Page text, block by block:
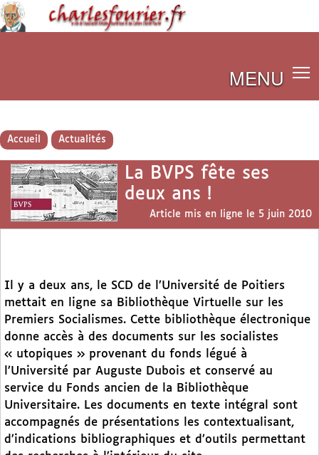
MENU
Accueil Actualités
La BVPS fête ses
deux ans !
Article mis en ligne le 5 juin 2010
Il y a deux ans, le SCD de l’Université de Poitiers
mettait en ligne sa Bibliothèque Virtuelle sur les
Premiers Socialismes. Cette bibliothèque électronique
donne accès à des documents sur les socialistes
« utopiques » provenant du fonds légué à
l’Université par Auguste Dubois et conservé au
service du Fonds ancien de la Bibliothèque
Universitaire. Les documents en texte intégral sont
accompagnés de présentations les contextualisant,
d’indications bibliographiques et d’outils permettant